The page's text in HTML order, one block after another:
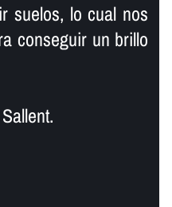
suelos, lo cual nos
conseguir un brillo